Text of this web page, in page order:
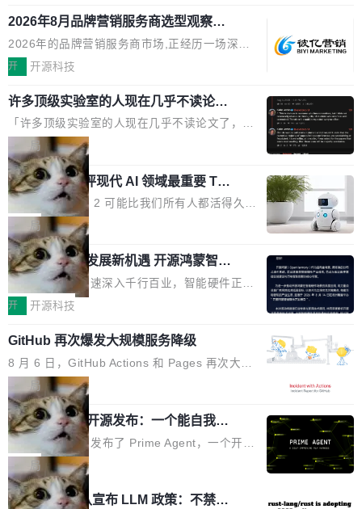
想快速了解背景 解释 让 AI 解释选中文本 读到
费解...
要。但用久了你会发现，它们本质上都是同一类
东西：一个带网页上下文的聊天框。 它们能读取
页面的文本，然后把文本丢给大模型，再返回一
段回答。仅此而已。 这当然有用，但总觉得差点
意思。比如我在一个后台管理系统里，需要填50
个表单字段，每个字段还有联动逻辑；比如我
想...
电源专为发烧级DIY主机与本地AI算力平台打
造，整机长度仅16厘米，提供1600W额定功率
与80PLUS钛金能效；支持ATX 3.1与PCIe 5.1
规范，结合服务器级元件、完善供电线材与内置
实时LCD监控屏，可充分满足当下高阶PC主机
的严苛使用需求。 澎湃功率，紧凑机身 钛金雕1
600PG5 AI TOP具备强悍输出功率，同时实现
机身尺寸大幅精简。整机长度仅16厘米，属于同
功率段机身尺寸十分紧凑的1600W电源产品。小
巧机身有效提升市面主流标准A...
2026年8月品牌营销服务商选型观察：
从流量思维到品牌资产思维的范式转移
2026年的品牌营销服务商市场,正经历一场深刻
的价值重构。全球全案品牌代理机构市场从2025
复合增长率达5.44%,预计2032年将突破120亿美
元。数字广告与公共关系相关服务市场更是从20
25年的8463亿美元扩张至2026年的8763亿美
元。数字的背后是一个清晰的事实——品牌对专
业化营销服务的需求从未如此迫切。 但市场扩容
的同时,服务商的竞争逻辑正在改变。2026年Top
Agency年度合辑的观察指出,“产品”这个离消费
者最近的载体,在整个品牌营销层面的权重显著变
高了。全域营销服务商的竞争正在从规模转向深
度,案例厚度、全域覆盖、多线协同...
开 开源科技
许多顶级实验室的人现在几乎不读论文
了
「许多顶级实验室的人现在几乎不读论文了，而
且他们认为 ICLR/ICML/NeurIPS 充斥着大量过
度宣传和欺诈。」 OpenAI 研究员 Keller Jorda
n 这条推文引发了广泛讨论。他不是在说风凉
话，他是说出了一个圈内人尽皆知但很少公开捅
破的事实。 Jordan 随后补充了一句软化声明：
「我不认为这些会议上大部分论文都在过度宣传
或造假。问题是，作为读者，如果你筛选出那些
看起来最令人兴奋的论文，那它们大部分都是过
度宣传的。」 这才是真正的痛点。不是所有论文
都有问题，是最吸引眼球的那批论文最有问题。
他引用的帖子来自 Mathew Shen，一位 ICLR 2
026 的读者：「看了篇 ...
局
xAI 前工程师评现代 AI 领域最重要 Top
3 开源项目
Flash Attention 2 可能比我们所有人都活得久。
这句话不是来自某个技术博客，而是出自 Hieu
Pham 的一条推文。Hieu Pham 是谁？他是 xAI
的早期工程师之一，在 Grok 训练基础设施团队
工作过。近日他在 X 上发了一条帖子，列出了他
认为现代 AI 领域最重要的三个开源项目。 第一
理由很具体。FA 系列不需要解释，但 FA2 是他
认为最重要的一个——复杂度恰到好处，刚好能
驱动你去学 CuTe，但还没被那些"邪恶的" Hopp
er++ 优化所淹没，足够容易修改和适配。 更关
键的是 FA2 的持久性...
局
共商智能硬件发展新机遇 开源鸿蒙智能
硬件开发者日杭州站即将举行
随着万物智联加速深入千行百业，智能硬件正从
单点设备迈向智能化、网联化、协同化发展。作
鸿蒙通过统一技术底座和分布式能力，为不同类
型智能设备的开发、连接与互联提供关键支撑，
也为产业链企业探索产品创新与商业增长打开新
的空间。 8月14日，开源鸿蒙智能硬件开发者日
（OHDD：OpenHarmony Hardware Develope
r Day）将在杭州启航。活动面向智能硬件产业
链企业和开发者，邀请行业专家与资深技术顾
问，围绕开源鸿蒙技术能力、设备适配、芯片适
配、功耗与稳定性调优、兼容性测评及统一互联
开 开源科技
GitHub 再次爆发大规模服务降级
8 月 6 日，GitHub Actions 和 Pages 再次大规
模服务降级，Actions 完全不可用超过 5 小时，
webhook 停发，连自托管 runner 也因调度层故
障无法工作。Pages、Copilot code review、C
opilot coding agent 全部受影响。从检测到完全
恢复，大约 12 小时。 这是 2026 年 8 月的第六
起事故，其中四起与 AI/Copilot 服务相关。 Git
Hub 员工 kdaigle 在 HN 讨论中贴出了一组数
局
Prime Agent 开源发布：一个能自我改
进的编程 Agent，ARC-AGI 3 超越人类
专家基线
Prime Intellect 发布了 Prime Agent，一个开源
的编程 Agent Harness，核心设计围绕两个抽
象：Recursive Language Model（RLM）和 C
ontinual Harness。在 ARC-AGI 3 基准测试
局
Rust 项目团队宣布 LLM 政策：不禁